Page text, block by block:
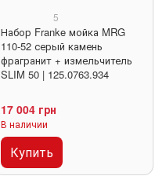
5
Набор Franke мойка MRG
110-52 серый камень
фрагранит + измельчитель
SLIM 50 | 125.0763.934
17 004 грн
В наличии
Купить